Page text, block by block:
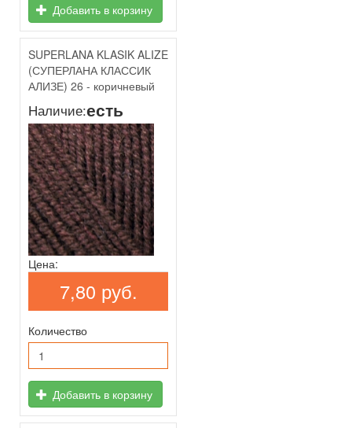
Добавить в корзину
SUPERLANA KLASIK ALIZE
(СУПЕРЛАНА КЛАССИК
АЛИЗЕ) 26 - коричневый
Наличие:есть
Цена:
7,80 руб.
Количество
Добавить в корзину